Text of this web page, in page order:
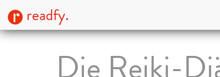
readfy.
Die Reiki-